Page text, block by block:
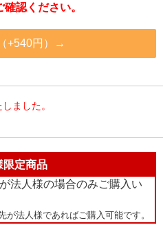
認ください。
+540円）→
ました。
限定商品
法人様の場合のみご購入い
法人様であればご購入可能です。